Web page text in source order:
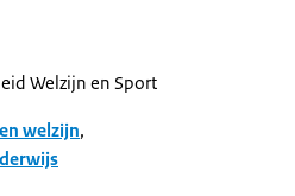
Welzijn en Sport
welzijn,